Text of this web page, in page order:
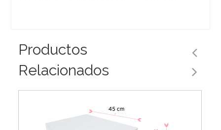
Productos
Relacionados